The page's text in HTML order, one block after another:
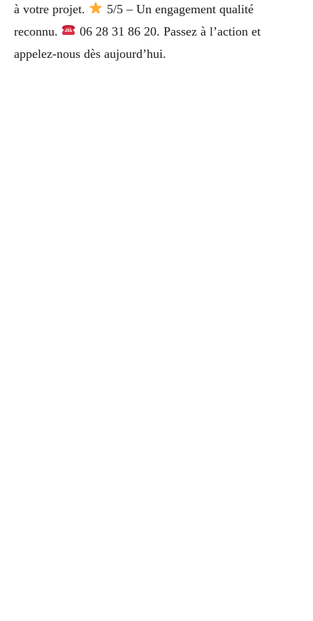
à votre projet.
5/5 – Un engagement qualité
reconnu.
06 28 31 86 20. Passez à l’action et
appelez-nous dès aujourd’hui.